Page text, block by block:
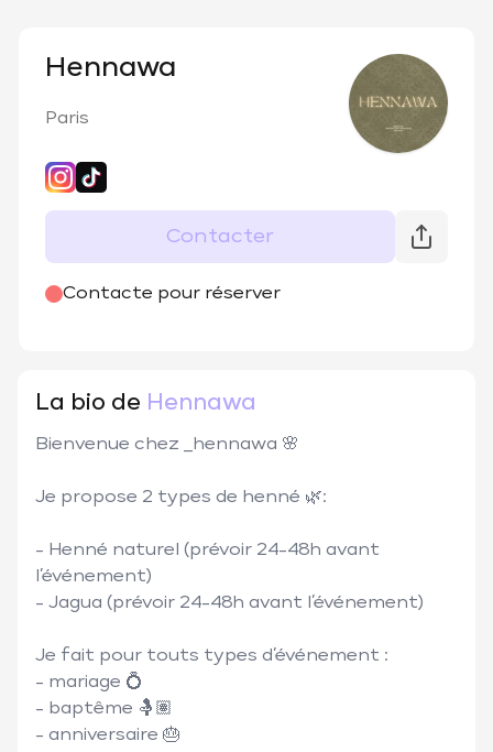
Hennawa
Paris
Contacter
Contacte pour réserver
@_hennawa
La bio de Hennawa
Bienvenue chez _hennawa 🌸
Je propose 2 types de henné 🌿:
- Henné naturel (prévoir 24-48h avant
l’événement)
- Jagua (prévoir 24-48h avant l’événement)
Je fait pour touts types d’événement :
- mariage 💍
- baptême 🤱🏽
- anniversaire 🎂